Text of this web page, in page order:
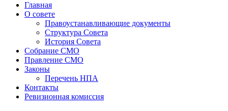
Главная
О совете
Правоустанавливающие документы
Структура Совета
История Совета
Собрание СМО
Правление СМО
Законы
Перечень НПА
Контакты
Ревизионная комиссия